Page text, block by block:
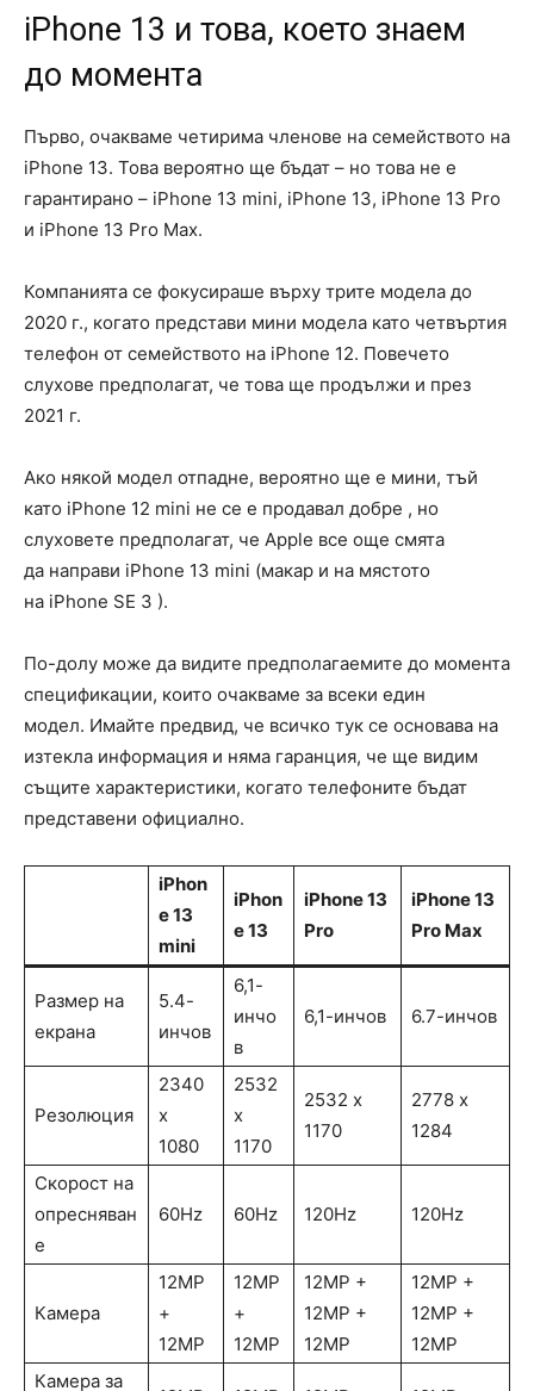
iPhone 13 и това, което знаем
до момента
Първо, очакваме четирима членове на семейството на
iPhone 13. Това вероятно ще бъдат – но това не е
гарантирано – iPhone 13 mini, iPhone 13, iPhone 13 Pro
и iPhone 13 Pro Max.
Компанията се фокусираше върху трите модела до
2020 г., когато представи мини модела като четвъртия
телефон от семейството на iPhone 12. Повечето
слухове предполагат, че това ще продължи и през
2021 г.
Ако някой модел отпадне, вероятно ще е мини, тъй
като iPhone 12 mini не се е продавал добре , но
слуховете предполагат, че Apple все още смята
да направи iPhone 13 mini (макар и на мястото
на iPhone SE 3 ).
По-долу може да видите предполагаемите до момента
спецификации, които очакваме за всеки един
модел. Имайте предвид, че всичко тук се основава на
изтекла информация и няма гаранция, че ще видим
същите характеристики, когато телефоните бъдат
представени официално.
iPhon
e 13
mini
iPhon
e 13
iPhone 13
Pro
iPhone 13
Pro Max
Размер на
екрана
5.4-
инчов
6,1-
инчо
в
6,1-инчов 6.7-инчов
Резолюция
2340
x
1080
2532
x
1170
2532 x
1170
2778 x
1284
Скорост на
опресняван
е
60Hz 60Hz 120Hz 120Hz
Камера
12MP
+
12MP
12MP
+
12MP
12MP +
12MP +
12MP
12MP +
12MP +
12MP
Камера за